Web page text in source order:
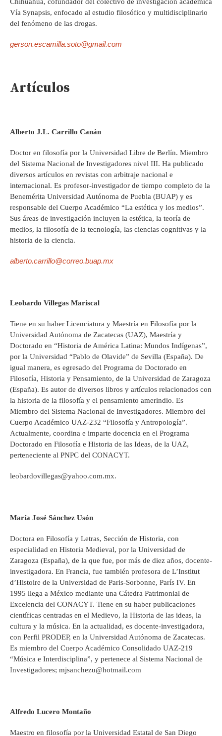
Vía Synapsis, enfocado al estudio filosófico y multidisciplinario
del fenómeno de las drogas.
gerson.escamilla.soto@gmail.com
Artículos
Alberto J.L. Carrillo Canán
Doctor en filosofía por la Universidad Libre de Berlín. Miembro
del Sistema Nacional de Investigadores nivel III. Ha publicado
diversos artículos en revistas con arbitraje nacional e
internacional. Es profesor-investigador de tiempo completo de la
Benemérita Universidad Autónoma de Puebla (BUAP) y es
responsable del Cuerpo Académico “La estética y los medios”.
Sus áreas de investigación incluyen la estética, la teoría de
medios, la filosofía de la tecnología, las ciencias cognitivas y la
historia de la ciencia.
alberto.carrillo@correo.buap.mx
Leobardo Villegas Mariscal
Tiene en su haber Licenciatura y Maestría en Filosofía por la
Universidad Autónoma de Zacatecas (UAZ), Maestría y
Doctorado en “Historia de América Latina: Mundos Indígenas”,
por la Universidad “Pablo de Olavide” de Sevilla (España). De
igual manera, es egresado del Programa de Doctorado en
Filosofía, Historia y Pensamiento, de la Universidad de Zaragoza
(España). Es autor de diversos libros y artículos relacionados con
la historia de la filosofía y el pensamiento amerindio. Es
Miembro del Sistema Nacional de Investigadores. Miembro del
Cuerpo Académico UAZ-232 “Filosofía y Antropología”.
Actualmente, coordina e imparte docencia en el Programa
Doctorado en Filosofía e Historia de las Ideas, de la UAZ,
perteneciente al PNPC del CONACYT.
leobardovillegas@yahoo.com.mx.
María José Sánchez Usón
Doctora en Filosofía y Letras, Sección de Historia, con
especialidad en Historia Medieval, por la Universidad de
Zaragoza (España), de la que fue, por más de diez años, docente-
investigadora. En Francia, fue también profesora de L’Institut
d’Histoire de la Universidad de Paris-Sorbonne, París IV. En
1995 llega a México mediante una Cátedra Patrimonial de
Excelencia del CONACYT. Tiene en su haber publicaciones
científicas centradas en el Medievo, la Historia de las ideas, la
cultura y la música. En la actualidad, es docente-investigadora,
con Perfil PRODEP, en la Universidad Autónoma de Zacatecas.
Es miembro del Cuerpo Académico Consolidado UAZ-219
“Música e Interdisciplina”, y pertenece al Sistema Nacional de
Investigadores; mjsanchezu@hotmail.com
Alfredo Lucero Montaño
Maestro en filosofía por la Universidad Estatal de San Diego